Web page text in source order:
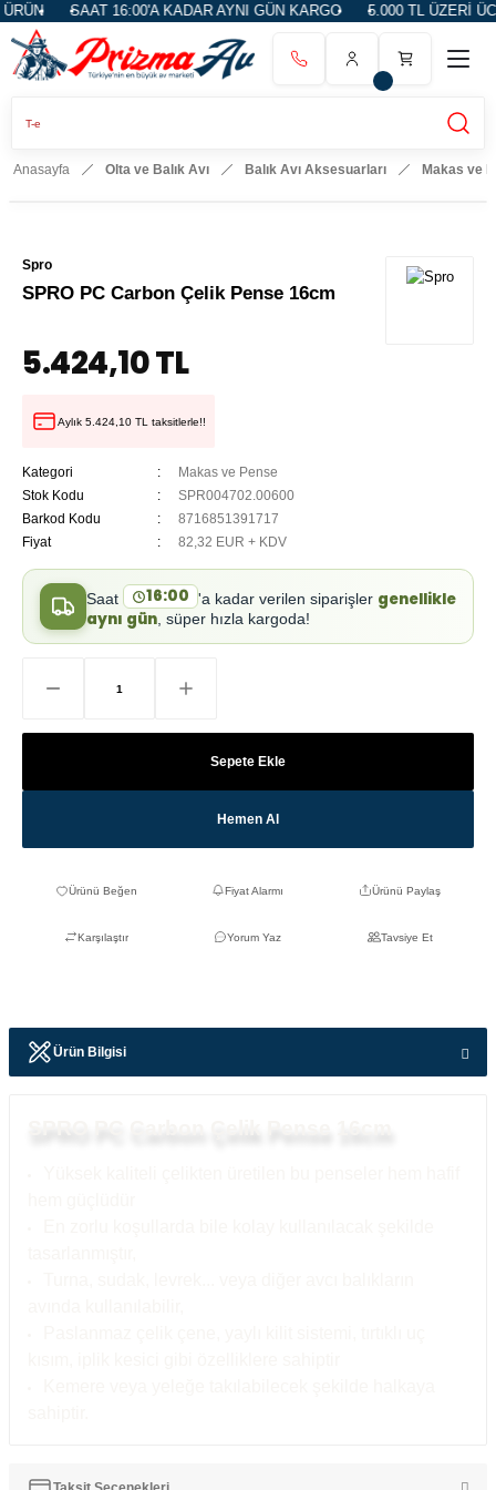
SAAT 16:00'A KADAR AYNI GÜN KARGO 5.000 TL ÜZERİ
Anasayfa Olta ve Balık Avı Balık Avı Aksesuarları Makas ve
Spro
SPRO PC Carbon Çelik Pense 16cm
5.424,10 TL
Aylık 5.424,10 TL taksitlerle!!
Kategori
Makas ve Pense
Stok Kodu
SPR004702.00600
Barkod Kodu
8716851391717
Fiyat
82,32 EUR + KDV
Saat 16:00 'a kadar verilen siparişler genellikle
aynı gün , süper hızla kargoda!
Sepete Ekle
Hemen Al
Fiyat Alarmı Ürünü Paylaş
Karşılaştır Yorum Yaz Tavsiye Et
Ürün Bilgisi
SPRO PC Carbon Çelik Pense 16cm